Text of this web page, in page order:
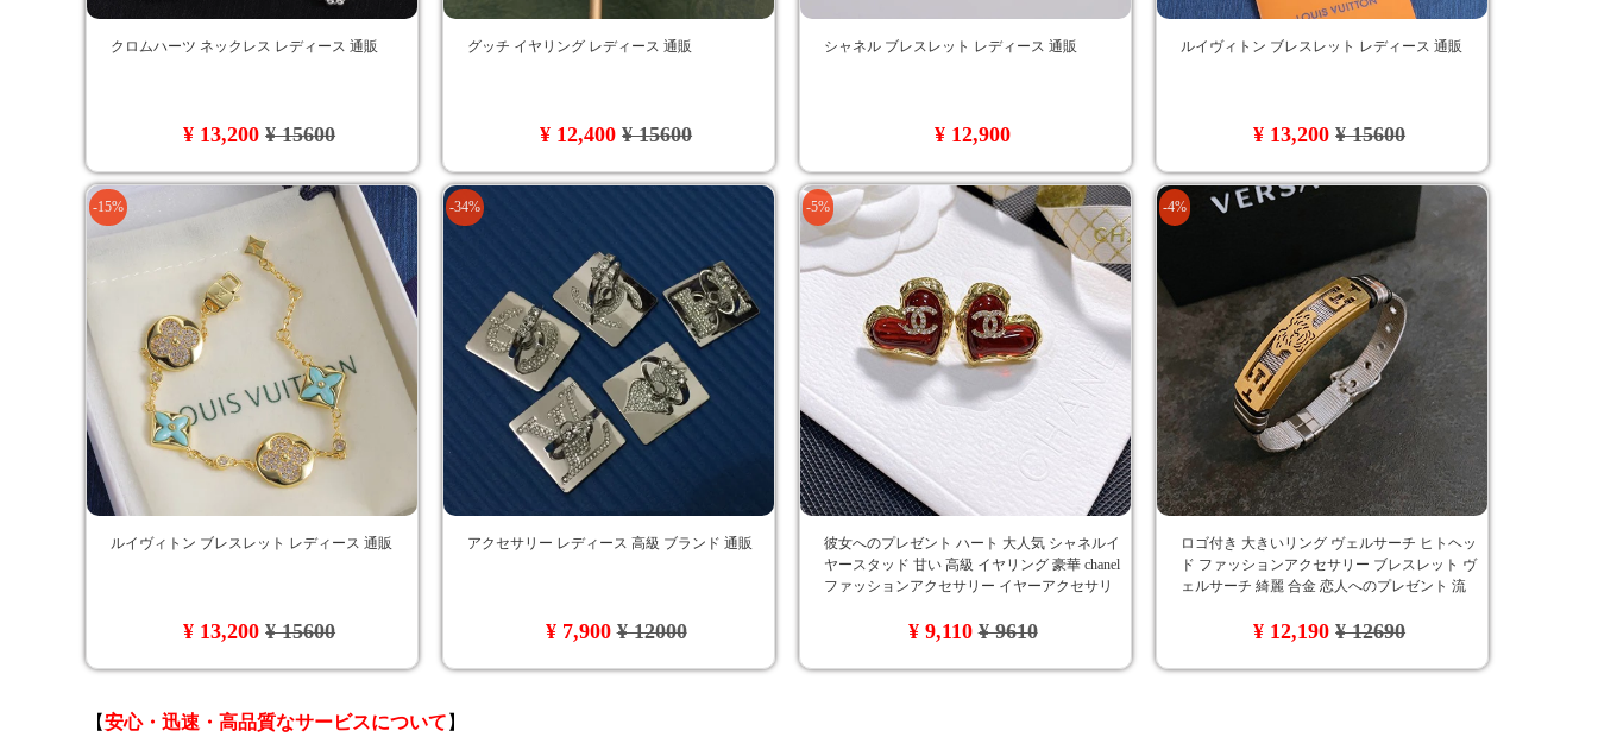
クロムハーツ ネックレス レディース 通販
¥ 13,200¥ 15600
グッチ イヤリング レディース 通販
¥ 12,400¥ 15600
シャネル ブレスレット レディース 通販
¥ 12,900
ルイヴィトン ブレスレット レディース 通販
¥ 13,200¥ 15600
-15%
ルイヴィトン ブレスレット レディース 通販
¥ 13,200¥ 15600
-34%
アクセサリー レディース 高級 ブランド 通販
¥ 7,900¥ 12000
-5%
彼女へのプレゼント ハート 大人気 シャネルイ
ヤースタッド 甘い 高級 イヤリング 豪華 chanel
ファッションアクセサリー イヤーアクセサリ
プレゼント 女性愛用 綺麗 ラグジュアリー
¥ 9,110¥ 9610
-4%
ロゴ付き 大きいリング ヴェルサーチ ヒトヘッ
ド ファッションアクセサリー ブレスレット ヴ
ェルサーチ 綺麗 合金 恋人へのプレゼント 流
¥ 12,190¥ 12690
【安心・迅速・高品質なサービスについて 】